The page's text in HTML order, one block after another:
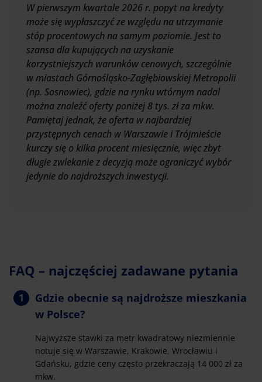
W pierwszym kwartale 2026 r. popyt na kredyty
może się wypłaszczyć ze względu na utrzymanie
stóp procentowych na samym poziomie. Jest to
szansa dla kupujących na uzyskanie
korzystniejszych warunków cenowych, szczególnie
w miastach Górnośląsko-Zagłębiowskiej Metropolii
(np. Sosnowiec), gdzie na rynku wtórnym nadal
można znaleźć oferty poniżej 8 tys. zł za mkw.
Pamiętaj jednak, że oferta w najbardziej
przystępnych cenach w Warszawie i Trójmieście
kurczy się o kilka procent miesięcznie, więc zbyt
długie zwlekanie z decyzją może ograniczyć wybór
jedynie do najdroższych inwestycji.
FAQ – najczęściej zadawane pytania
Gdzie obecnie są najdroższe mieszkania
w Polsce?
Najwyższe stawki za metr kwadratowy niezmiennie
notuje się w Warszawie, Krakowie, Wrocławiu i
Gdańsku, gdzie ceny często przekraczają 14 000 zł za
mkw.